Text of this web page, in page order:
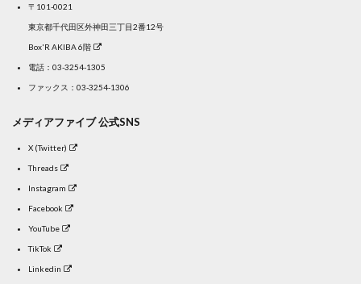
〒101-0021
東京都千代田区外神田三丁目2番12号
Box'R AKIBA 6階
電話： 03-3254-1305
ファックス：03-3254-1306
メディアファイブ 公式SNS
X (Twitter)
Threads
Instagram
Facebook
YouTube
TikTok
Linkedin